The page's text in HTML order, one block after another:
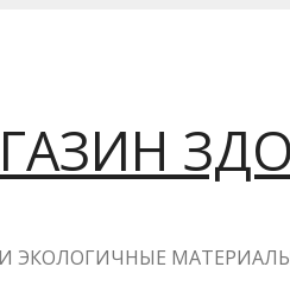
ЭКОЛОГИЧНЫЕ